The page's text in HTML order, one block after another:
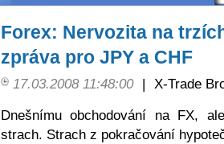
Forex: Nervozita na
zpráva pro JPY a CHF
17.03.2008 11:48:00 | X-Trade
Dnešnímu obchodování na FX,
strach. Strach z pokračování